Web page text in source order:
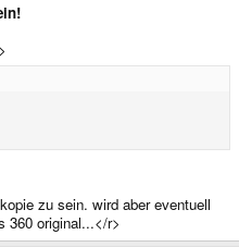
zu sein. wird aber eventuell
360 original...</r>